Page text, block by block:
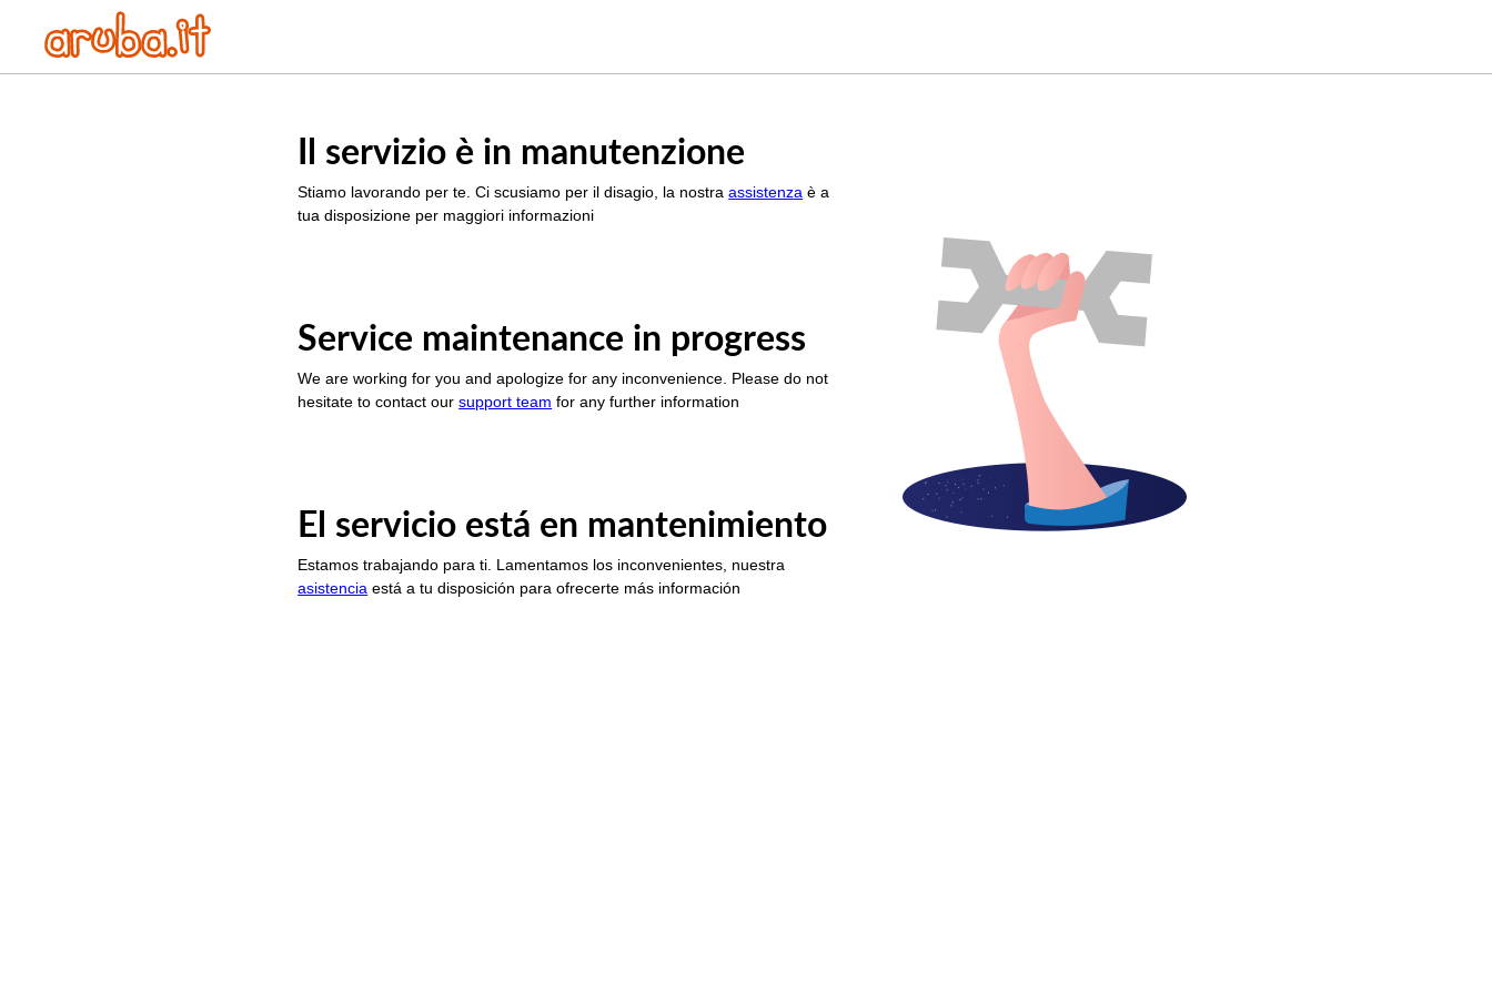
Il servizio è in manutenzione
Stiamo lavorando per te. Ci scusiamo per il disagio, la nostraassistenza è a
tua disposizione per maggiori informazioni
Service maintenance in progress
We are working for you and apologize for any inconvenience. Please do not
hesitate to contact oursupport team for any further information
El servicio está en mantenimiento
Estamos trabajando para ti. Lamentamos los inconvenientes, nuestra
asistencia está a tu disposición para ofrecerte más información